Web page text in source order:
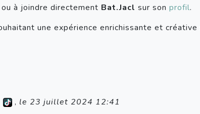
ou à joindre directement Bat.Jacl sur son profil.
une expérience enrichissante et
, le 23 juillet 2024 12:41